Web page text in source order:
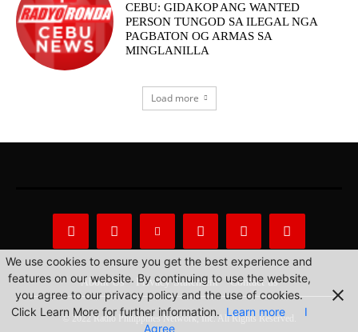
CEBU: GIDAKOP ANG WANTED
PERSON TUNGOD SA ILEGAL NGA
PAGBATON OG ARMAS SA
MINGLANILLA
Load more
About Us Privacy Statement Contact us
© 2022 Radio Philippines Network, Inc. All Rights Reserved.
We use cookies to ensure you get the best experience and
features on our website. By continuing to use the website,
you agree to our privacy policy and the use of cookies.
Click Learn More for further information. Learn more
I
Agree